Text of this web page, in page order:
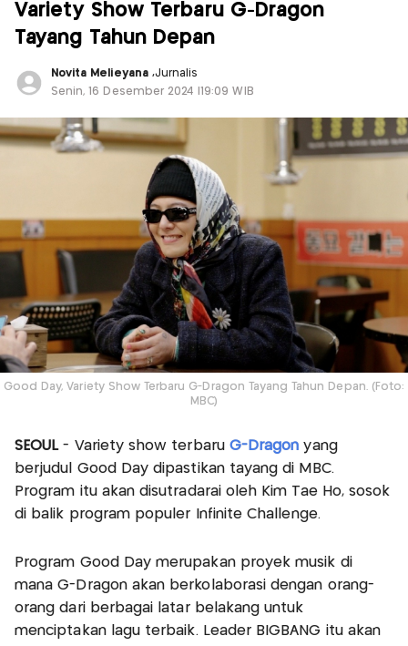
Variety Show Terbaru G-Dragon
Tayang Tahun Depan
Novita Melieyana ,Jurnalis
Senin, 16 Desember 2024 |19:09 WIB
Good Day, Variety Show Terbaru G-Dragon Tayang Tahun Depan. (Foto:
MBC)
SEOUL- Variety show terbaru G-Dragon yang
berjudul Good Day dipastikan tayang di MBC.
Program itu akan disutradarai oleh Kim Tae Ho, sosok
di balik program populer Infinite Challenge.
Program Good Day merupakan proyek musik di
mana G-Dragon akan berkolaborasi dengan orang-
orang dari berbagai latar belakang untuk
menciptakan lagu terbaik. Leader BIGBANG itu akan